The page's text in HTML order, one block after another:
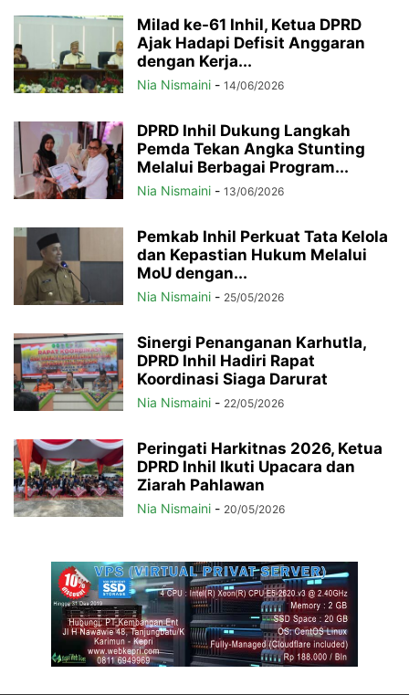
Milad ke-61 Inhil, Ketua DPRD
Ajak Hadapi Defisit Anggaran
dengan Kerja...
Nia Nismaini - 14/06/2026
DPRD Inhil Dukung Langkah
Pemda Tekan Angka Stunting
Melalui Berbagai Program...
Nia Nismaini - 13/06/2026
Pemkab Inhil Perkuat Tata Kelola
dan Kepastian Hukum Melalui
MoU dengan...
Nia Nismaini - 25/05/2026
Sinergi Penanganan Karhutla,
DPRD Inhil Hadiri Rapat
Koordinasi Siaga Darurat
Nia Nismaini - 22/05/2026
Peringati Harkitnas 2026, Ketua
DPRD Inhil Ikuti Upacara dan
Ziarah Pahlawan
Nia Nismaini - 20/05/2026